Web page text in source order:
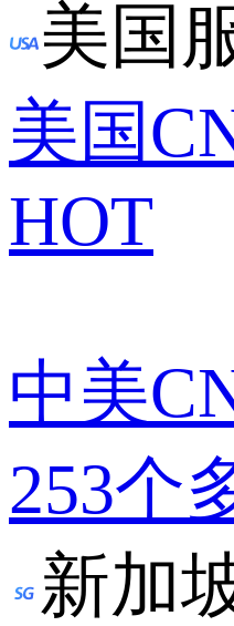
美国
美国
HOT
中美
253个
新加